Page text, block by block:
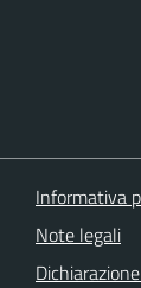
Informativa
Note legali